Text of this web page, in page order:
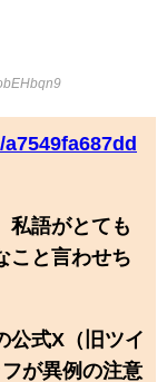
私語がとても
こと言わせち
公式X（旧ツイ
が異例の注意